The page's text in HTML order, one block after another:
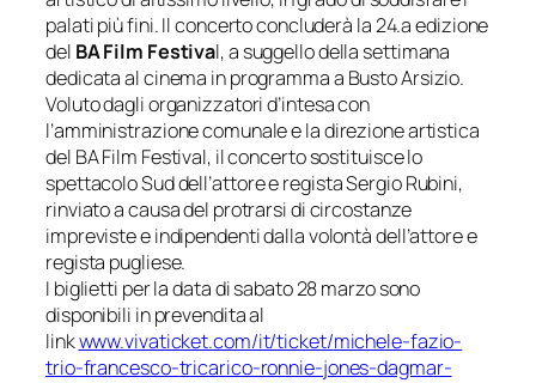
palati più fini. Il concerto concluderà la 24.a edizione
del BA Film Festival, a suggello della settimana
dedicata al cinema in programma a Busto Arsizio.
Voluto dagli organizzatori d’intesa con
l’amministrazione comunale e la direzione artistica
del BA Film Festival, il concerto sostituisce lo
spettacoloSuddell’attore e regista Sergio Rubini,
rinviato a causa del protrarsi di circostanze
impreviste e indipendenti dalla volontà dell’attore e
regista pugliese.
I biglietti per la data di sabato 28 marzo sono
disponibili in prevendita al
linkwww.vivaticket.com/it/ticket/michele-fazio-
trio-francesco-tricarico-ronnie-jones-dagmar-